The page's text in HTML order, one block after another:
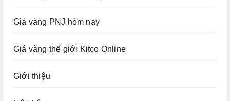
Giá vàng PNJ hôm nay
Giá vàng thế giới Kitco Online
Giới thiệu